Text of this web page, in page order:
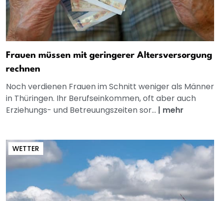
Frauen müssen mit geringerer Altersversorgung
rechnen
Noch verdienen Frauen im Schnitt weniger als Männer
in Thüringen. Ihr Berufseinkommen, oft aber auch
Erziehungs- und Betreuungszeiten sor... | mehr
WETTER